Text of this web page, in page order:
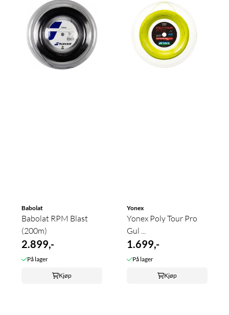
Babolat
Babolat RPM Blast
(200m)
2.899,-
På lager
Kjøp
Yonex
Yonex Poly Tour Pro
Gul ...
1.699,-
På lager
Kjøp